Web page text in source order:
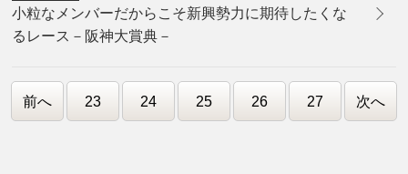
小粒なメンバーだからこそ新興勢力に期待したくな
るレース－阪神大賞典－
前へ 23 24 25 26 27 次へ